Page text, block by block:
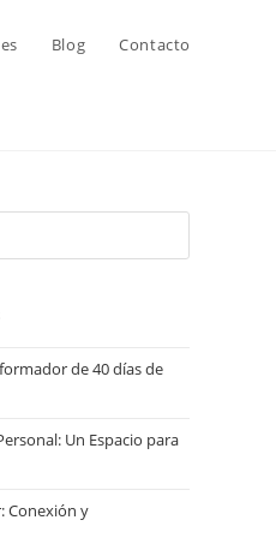
Blog Contacto
de 40 días de
Un Espacio para
Conexión y